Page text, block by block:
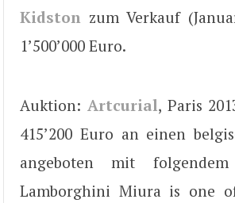
Kidston zum Verkauf
1’500’000 Euro.
Auktion: Artcurial, Paris
415’200 Euro an einen
angeboten mit
Lamborghini Miura is one